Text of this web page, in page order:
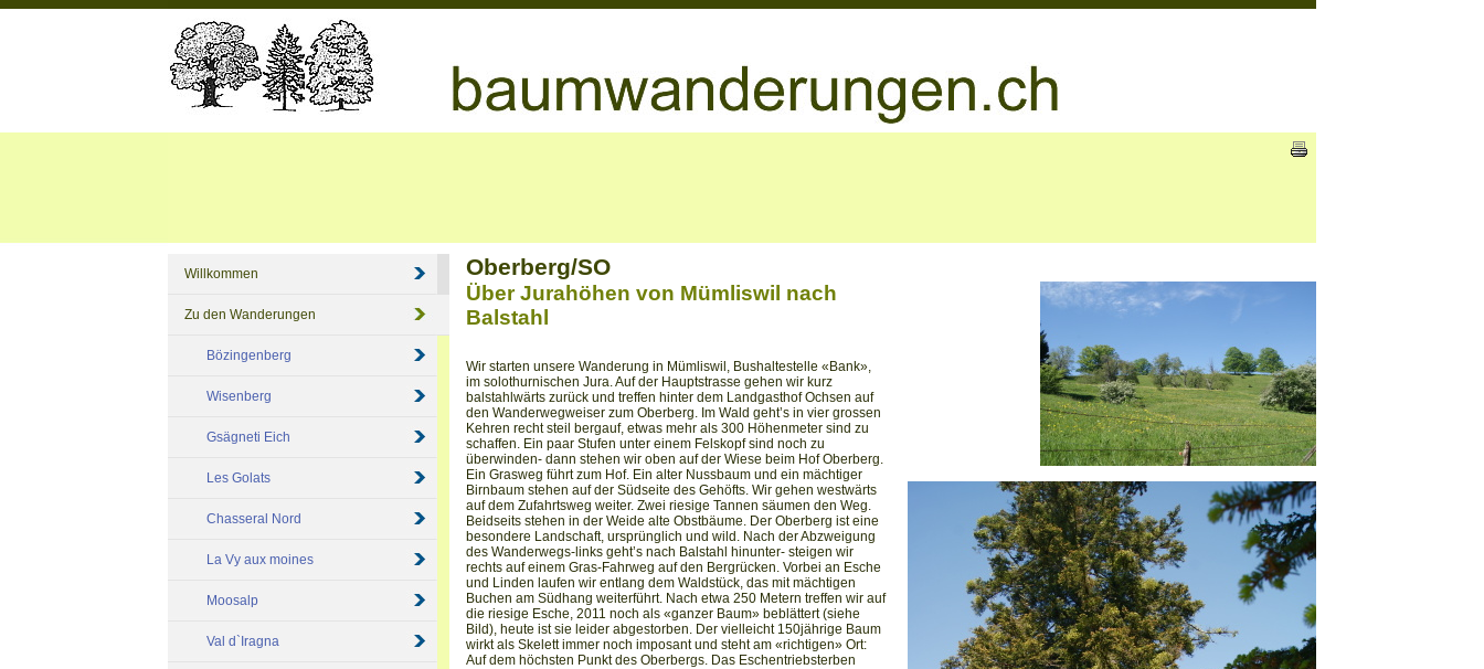
Willkommen
Zu den Wanderungen
Bözingenberg
Wisenberg
Gsägneti Eich
Les Golats
Chasseral Nord
La Vy aux moines
Moosalp
Val d`Iragna
Oberberg/SO
Über Jurahöhen von Mümliswil nach
Balstahl
Wir starten unsere Wanderung in Mümliswil, Bushaltestelle «Bank»,
im solothurnischen Jura. Auf der Hauptstrasse gehen wir kurz
balstahlwärts zurück und treffen hinter dem Landgasthof Ochsen auf
den Wanderwegweiser zum Oberberg. Im Wald geht’s in vier grossen
Kehren recht steil bergauf, etwas mehr als 300 Höhenmeter sind zu
schaffen. Ein paar Stufen unter einem Felskopf sind noch zu
überwinden- dann stehen wir oben auf der Wiese beim Hof Oberberg.
Ein Grasweg führt zum Hof. Ein alter Nussbaum und ein mächtiger
Birnbaum stehen auf der Südseite des Gehöfts. Wir gehen westwärts
auf dem Zufahrtsweg weiter. Zwei riesige Tannen säumen den Weg.
Beidseits stehen in der Weide alte Obstbäume. Der Oberberg ist eine
besondere Landschaft, ursprünglich und wild. Nach der Abzweigung
des Wanderwegs-links geht’s nach Balstahl hinunter- steigen wir
rechts auf einem Gras-Fahrweg auf den Bergrücken. Vorbei an Esche
und Linden laufen wir entlang dem Waldstück, das mit mächtigen
Buchen am Südhang weiterführt. Nach etwa 250 Metern treffen wir auf
die riesige Esche, 2011 noch als «ganzer Baum» beblättert (siehe
Bild), heute ist sie leider abgestorben. Der vielleicht 150jährige Baum
wirkt als Skelett immer noch imposant und steht am «richtigen» Ort:
Auf dem höchsten Punkt des Oberbergs. Das Eschentriebsterben